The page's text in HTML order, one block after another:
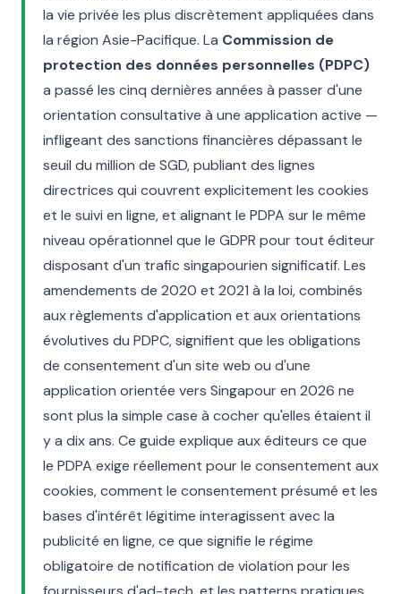
la vie privée les plus discrètement appliquées dans
la région Asie-Pacifique. La Commission de
protection des données personnelles (PDPC)
a passé les cinq dernières années à passer d'une
orientation consultative à une application active —
infligeant des sanctions financières dépassant le
seuil du million de SGD, publiant des lignes
directrices qui couvrent explicitement les cookies
et le suivi en ligne, et alignant le PDPA sur le même
niveau opérationnel que le GDPR pour tout éditeur
disposant d'un trafic singapourien significatif. Les
amendements de 2020 et 2021 à la loi, combinés
aux règlements d'application et aux orientations
évolutives du PDPC, signifient que les obligations
de consentement d'un site web ou d'une
application orientée vers Singapour en 2026 ne
sont plus la simple case à cocher qu'elles étaient il
y a dix ans. Ce guide explique aux éditeurs ce que
le PDPA exige réellement pour le consentement aux
cookies, comment le consentement présumé et les
bases d'intérêt légitime interagissent avec la
publicité en ligne, ce que signifie le régime
obligatoire de notification de violation pour les